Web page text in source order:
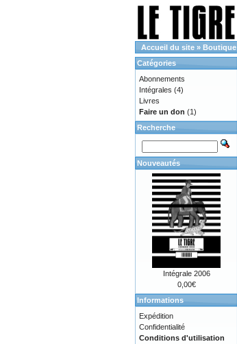
Accueil du site » Boutique
Catégories
Abonnements
Intégrales (4)
Livres
Faire un don (1)
Recherche
Nouveautés
Intégrale 2006
0,00€
Informations
Expédition
Confidentialité
Conditions d'utilisation